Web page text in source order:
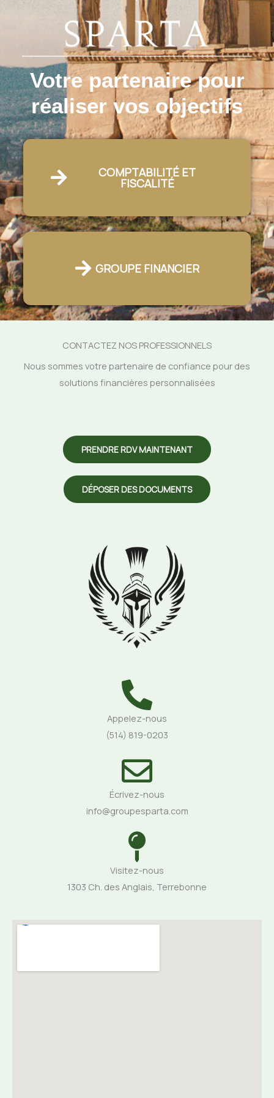
Votre partenaire pour
réaliser vos objectifs
COMPTABILITÉ ET
FISCALITÉ
GROUPE FINANCIER
CONTACTEZ NOS PROFESSIONNELS
Nous sommes votre partenaire de confiance pour des
solutions financières personnalisées
PRENDRE RDV MAINTENANT
DÉPOSER DES DOCUMENTS
Appelez-nous
(514) 819-0203
Écrivez-nous
info@groupesparta.com
Visitez-nous
1303 Ch. des Anglais, Terrebonne